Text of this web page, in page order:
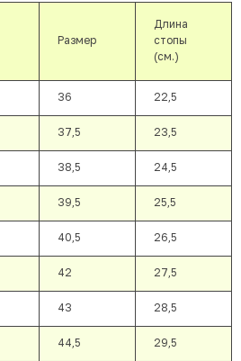
Размер
Длина
стопы
(см.)
36 22,5
37,5 23,5
38,5 24,5
39,5 25,5
40,5 26,5
42 27,5
43 28,5
44,5 29,5